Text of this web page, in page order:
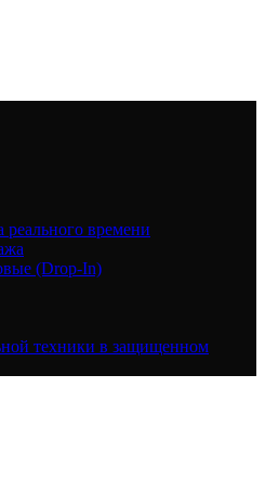
времени
(Drop-In)
техники в защищенном